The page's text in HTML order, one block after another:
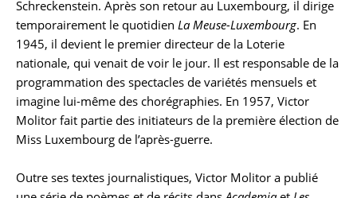
Schreckenstein. Après son retour au Luxembourg, il dirige
temporairement le quotidien La Meuse-Luxembourg. En
1945, il devient le premier directeur de la Loterie
nationale, qui venait de voir le jour. Il est responsable de la
programmation des spectacles de variétés mensuels et
imagine lui-même des chorégraphies. En 1957, Victor
Molitor fait partie des initiateurs de la première élection de
Miss Luxembourg de l’après-guerre.
Outre ses textes journalistiques, Victor Molitor a publié